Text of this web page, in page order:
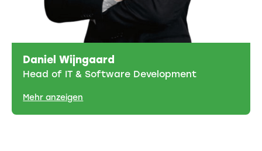
Daniel Wijngaard
Head of IT & Software Development
Mehr anzeigen